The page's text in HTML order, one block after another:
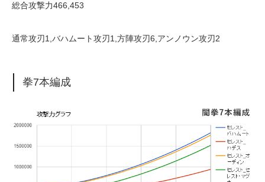
総合攻撃力466,453
通常攻刃1,バハムート攻刃1,方陣攻刃6,アンノウン攻刃2
拳7本編成